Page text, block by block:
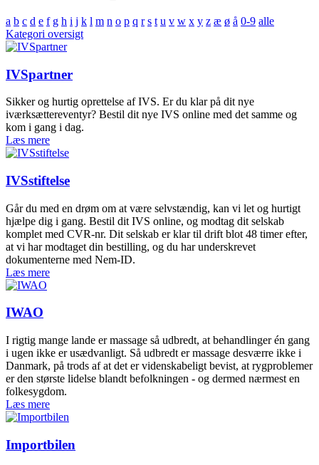
a b c d e f g h i j k l m n o p q r s t u v w x y z æ ø å 0-9 alle
Kategori oversigt
IVSpartner
Sikker og hurtig oprettelse af IVS. Er du klar på dit nye
iværksættereventyr? Bestil dit nye IVS online med det samme og
kom i gang i dag.
Læs mere
IVSstiftelse
Går du med en drøm om at være selvstændig, kan vi let og hurtigt
hjælpe dig i gang. Bestil dit IVS online, og modtag dit selskab
komplet med CVR-nr. Dit selskab er klar til drift blot 48 timer efter,
at vi har modtaget din bestilling, og du har underskrevet
dokumenterne med Nem-ID.
Læs mere
IWAO
I rigtig mange lande er massage så udbredt, at behandlinger én gang
i ugen ikke er usædvanligt. Så udbredt er massage desværre ikke i
Danmark, på trods af at det er videnskabeligt bevist, at rygproblemer
er den største lidelse blandt befolkningen - og dermed nærmest en
folkesygdom.
Læs mere
Importbilen